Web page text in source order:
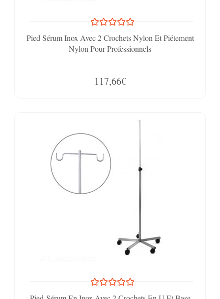
Pied Sérum Inox Avec 2 Crochets Nylon Et Piétement
Nylon Pour Professionnels
117,66€